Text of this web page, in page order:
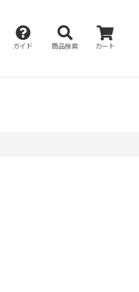
ガイド 商品検索 カート